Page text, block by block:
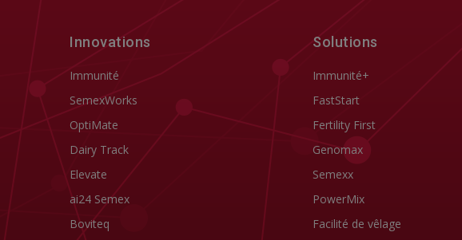
Innovations
Immunité
SemexWorks
OptiMate
Dairy Track
Elevate
ai24 Semex
Boviteq
Solutions
Immunité+
FastStart
Fertility First
Genomax
Semexx
PowerMix
Facilité de vêlage